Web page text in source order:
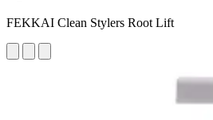
FEKKAI Clean Stylers Root Lift